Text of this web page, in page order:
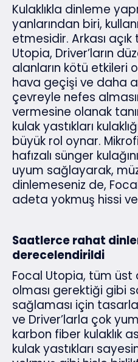
Kulaklıkla dinleme
yanlarından biri,
etmesidir. Arkası
Utopia, Driver’ların
alanların kötü etkileri
hava geçişi ve daha
çevreyle nefes
vermesine olanak
kulak yastıkları
büyük rol oynar.
hafızalı sünger
uyum sağlayarak,
dinlemeseniz de,
adeta yokmuş hissi
Saatlerce rahat
derecelendirildi
Focal Utopia, tüm üst
olması gerektiği gibi
sağlaması için
ve Driver’larla çok
karbon fiber kulaklık
kulak yastıkları